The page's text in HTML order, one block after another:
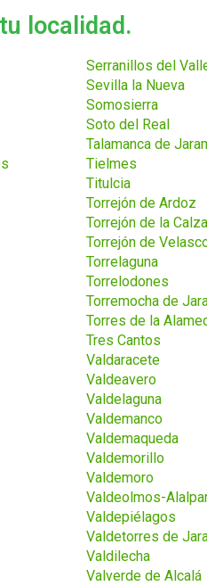
localidad.
Serranillos del
Sevilla la Nueva
Somosierra
Soto del Real
Talamanca de
Tielmes
Titulcia
Torrejón de Ardoz
Torrejón de la
Torrejón de
Torrelaguna
Torrelodones
Torremocha de
Torres de la
Tres Cantos
Valdaracete
Valdeavero
Valdelaguna
Valdemanco
Valdemaqueda
Valdemorillo
Valdemoro
Valdeolmos-
Valdepiélagos
Valdetorres de
Valdilecha
Valverde de Alcalá